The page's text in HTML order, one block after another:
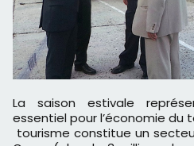
La saison estivale représente un enjeu collectif
essentiel pour l’économie du
tourisme constitue un